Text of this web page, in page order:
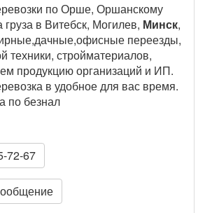
по Орше, Оршанскому
груза в Витебск, Могилев, Минск,
переезды,
техники, стройматериалов,
продукцию организаций и ИП.
в удобное для вас время.
по безнал
72-67